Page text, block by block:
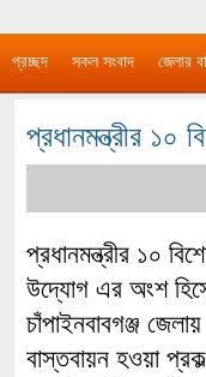
প্রচ্ছদ সকল সংবাদ জেলার
প্রধানমন্ত্রীর ১০
প্রধানমন্ত্রীর ১০
উদ্যোগ এর অংশ
চাঁপাইনবাবগঞ্জ জেলায়
বাস্তবায়ন হওয়া